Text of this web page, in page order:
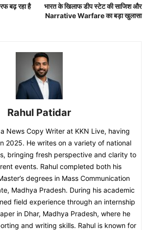
बढ़ रहा है
भारत के खिलाफ डीप स्टेट की साजिश और
Narrative Warfare का बड़ा खुलासा
Rahul Patidar
News Copy Writer at KKN Live, having
2025. He writes on a variety of national
bringing fresh perspective and clarity to
events. Rahul completed both his
degrees in Mass Communication
Madhya Pradesh. During his academic
field experience through an internship
in Dhar, Madhya Pradesh, where he
and writing skills. Rahul is known for